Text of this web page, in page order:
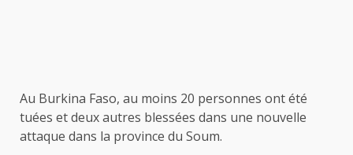
Au Burkina Faso, au moins 20 personnes ont été
tuées et deux autres blessées dans une nouvelle
attaque dans la province du Soum.